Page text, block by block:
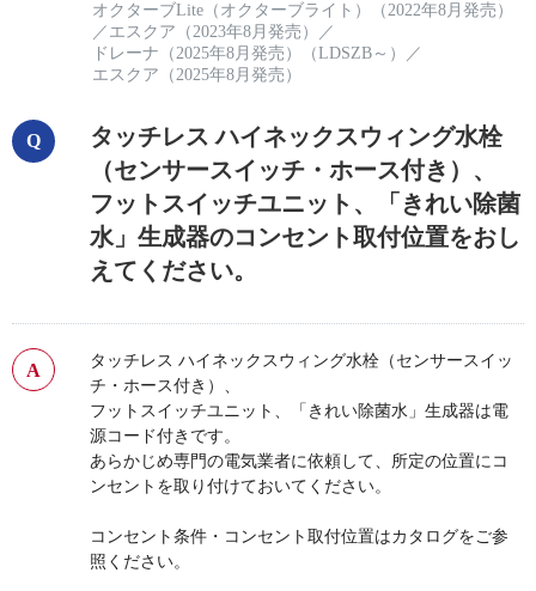
オクターブLite（オクターブライト）（2022年8月発売）
／ エスクア（2023年8月発売）
／
ドレーナ（2025年8月発売）（LDSZB～）
／
エスクア（2025年8月発売）
タッチレス ハイネックスウィング水栓
（センサースイッチ・ホース付き）、
フットスイッチユニット、「きれい除菌
水」生成器のコンセント取付位置をおし
えてください。
タッチレス ハイネックスウィング水栓（センサースイッ
チ・ホース付き）、
フットスイッチユニット、「きれい除菌水」生成器は電
源コード付きです。
あらかじめ専門の電気業者に依頼して、所定の位置にコ
ンセントを取り付けておいてください。
コンセント条件・コンセント取付位置はカタログをご参
照ください。